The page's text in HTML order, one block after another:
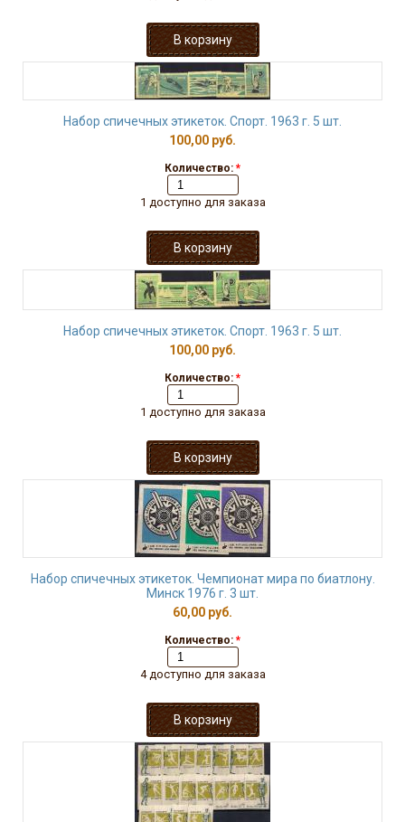
Набор спичечных этикеток. Спорт. 1963 г. 5 шт.
100,00 руб.
Количество: *
1 доступно для заказа
Набор спичечных этикеток. Спорт. 1963 г. 5 шт.
100,00 руб.
Количество: *
1 доступно для заказа
Набор спичечных этикеток. Чемпионат мира по биатлону.
Минск 1976 г. 3 шт.
60,00 руб.
Количество: *
4 доступно для заказа